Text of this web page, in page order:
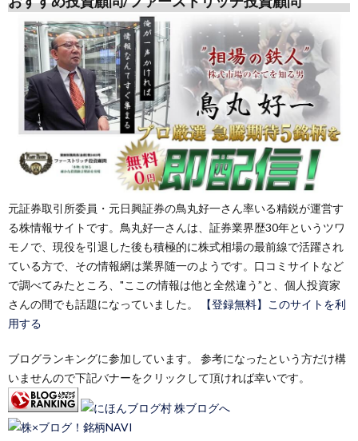
元証券取引所委員・元日興証券の鳥丸好一さん率いる精鋭が運営す
る株情報サイトです。鳥丸好一さんは、証券業界歴30年というツワ
モノで、現役を引退した後も積極的に株式相場の最前線で活躍され
ている方で、その情報網は業界随一のようです。口コミサイトなど
で調べてみたところ、"ここの情報は他と全然違う”と、個人投資家
さんの間でも話題になっていました。
【登録無料】このサイトを利
用する
ブログランキングに参加しています。 参考になったという方だけ構
いませんので下記バナーをクリックして頂ければ幸いです。